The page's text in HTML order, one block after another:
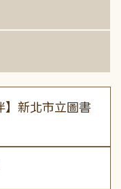
】新北市立圖書